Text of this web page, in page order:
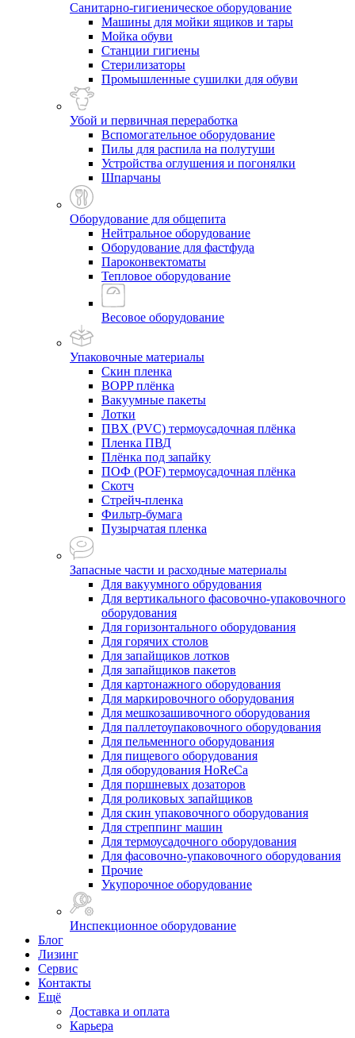
Санитарно-гигиеническое оборудование
Машины для мойки ящиков и тары
Мойка обуви
Станции гигиены
Стерилизаторы
Промышленные сушилки для обуви
Убой и первичная переработка
Вспомогательное оборудование
Пилы для распила на полутуши
Устройства оглушения и погонялки
Шпарчаны
Оборудование для общепита
Нейтральное оборудование
Оборудование для фастфуда
Пароконвектоматы
Тепловое оборудование
Весовое оборудование
Упаковочные материалы
Скин пленка
BOPP плёнка
Вакуумные пакеты
Лотки
ПВХ (PVC) термоусадочная плёнка
Пленка ПВД
Плёнка под запайку
ПОФ (POF) термоусадочная плёнка
Скотч
Стрейч-пленка
Фильтр-бумага
Пузырчатая пленка
Запасные части и расходные материалы
Для вакуумного обрудования
Для вертикального фасовочно-упаковочного
оборудования
Для горизонтального оборудования
Для горячих столов
Для запайщиков лотков
Для запайщиков пакетов
Для картонажного оборудования
Для маркировочного оборудования
Для мешкозашивочного оборудования
Для паллетоупаковочного оборудования
Для пельменного оборудования
Для пищевого оборудования
Для оборудования HoReCa
Для поршневых дозаторов
Для роликовых запайщиков
Для скин упаковочного оборудования
Для стреппинг машин
Для термоусадочного оборудования
Для фасовочно-упаковочного оборудования
Прочие
Укупорочное оборудование
Инспекционное оборудование
Блог
Лизинг
Сервис
Контакты
Ещё
Доставка и оплата
Карьера